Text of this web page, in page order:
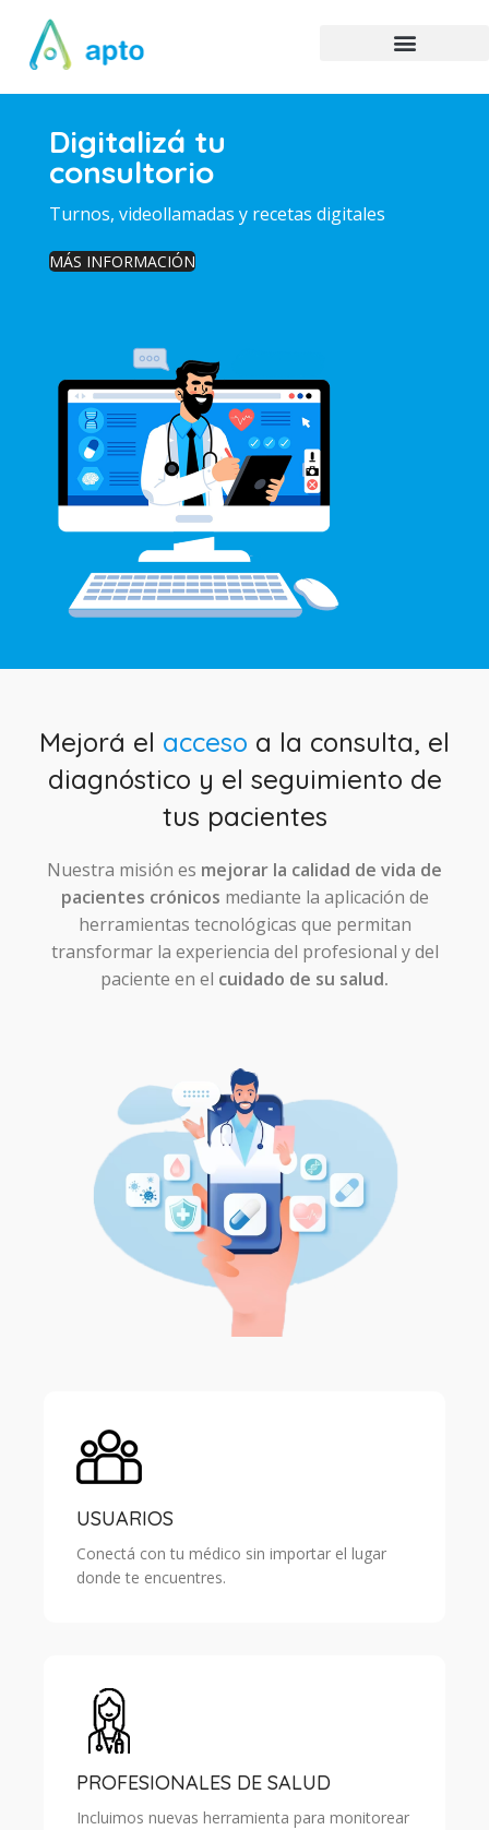
Digitalizá tu
consultorio
Turnos, videollamadas y recetas digitales
MÁS INFORMACIÓN
Mejorá el acceso a la consulta, el
diagnóstico y el seguimiento de
tus pacientes
Nuestra misión es mejorar la calidad de vida de
pacientes crónicos mediante la aplicación de
herramientas tecnológicas que permitan
transformar la experiencia del profesional y del
paciente en el cuidado de su salud.
USUARIOS
Conectá con tu médico sin importar el lugar
donde te encuentres.
PROFESIONALES DE SALUD
Incluimos nuevas herramienta para monitorear